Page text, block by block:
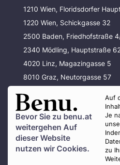
Bevor Sie zu benu.at
weitergehen Auf
dieser Website
nutzen wir Cookies.
Auf
Je
zu
1210 Wien, Floridsdorfer
1220 Wien, Schickgasse 32
2500 Baden, Friedhofstraße
2340 Mödling, Hauptstraße
4020 Linz, Magazingasse 5
8010 Graz, Neutorgasse 57
80637 München,